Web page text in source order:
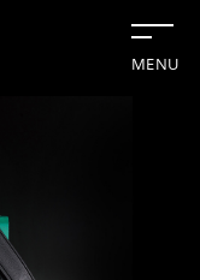
MENU